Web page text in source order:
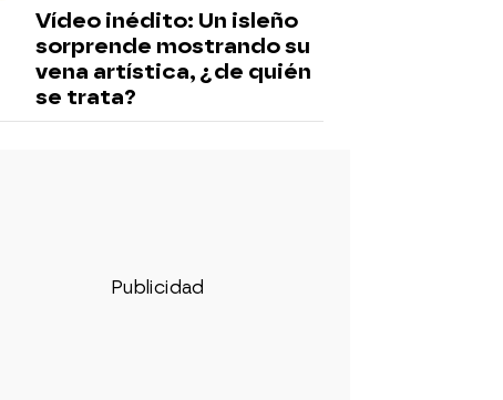
Vídeo inédito: Un isleño
sorprende mostrando su
vena artística, ¿de quién
se trata?